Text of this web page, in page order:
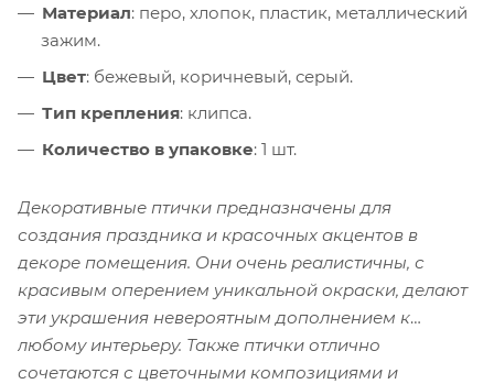
Материал: перо, хлопок, пластик, металлический
зажим.
Цвет: бежевый, коричневый, серый.
Тип крепления: клипса.
Количество в упаковке: 1 шт.
Декоративные птички предназначены для
создания праздника и красочных акцентов в
декоре помещения. Они очень реалистичны, с
красивым оперением уникальной окраски, делают
эти украшения невероятным дополнением к
любому интерьеру. Также птички отлично
сочетаются с цветочными композициями и